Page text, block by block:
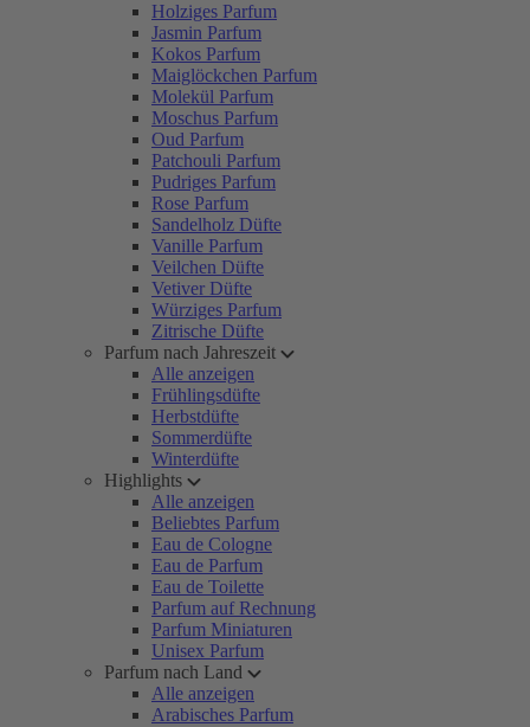
Holziges Parfum
Jasmin Parfum
Kokos Parfum
Maiglöckchen Parfum
Molekül Parfum
Moschus Parfum
Oud Parfum
Patchouli Parfum
Pudriges Parfum
Rose Parfum
Sandelholz Düfte
Vanille Parfum
Veilchen Düfte
Vetiver Düfte
Würziges Parfum
Zitrische Düfte
Parfum nach Jahreszeit
Alle anzeigen
Frühlingsdüfte
Herbstdüfte
Sommerdüfte
Winterdüfte
Highlights
Alle anzeigen
Beliebtes Parfum
Eau de Cologne
Eau de Parfum
Eau de Toilette
Parfum auf Rechnung
Parfum Miniaturen
Unisex Parfum
Parfum nach Land
Alle anzeigen
Arabisches Parfum